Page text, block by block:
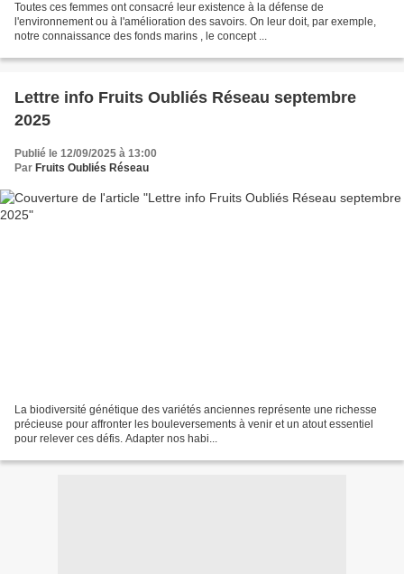
Toutes ces femmes ont consacré leur existence à la défense de
l'environnement ou à l'amélioration des savoirs. On leur doit, par exemple,
notre connaissance des fonds marins , le concept ...
Lettre info Fruits Oubliés Réseau septembre
2025
Publié le 12/09/2025 à 13:00
Par Fruits Oubliés Réseau
La biodiversité génétique des variétés anciennes représente une richesse
précieuse pour affronter les bouleversements à venir et un atout essentiel
pour relever ces défis. Adapter nos habi...